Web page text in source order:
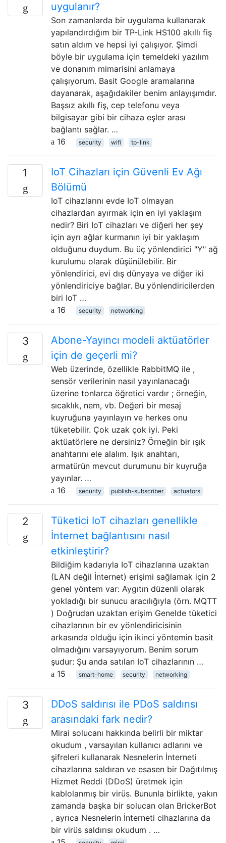
uygulanır?
Son zamanlarda bir uygulama kullanarak
yapılandırdığım bir TP-Link HS100 akıllı fiş
satın aldım ve hepsi iyi çalışıyor. Şimdi
böyle bir uygulama için temeldeki yazılım
ve donanım mimarisini anlamaya
çalışıyorum. Basit Google aramalarına
dayanarak, aşağıdakiler benim anlayışımdır.
Başsız akıllı fiş, cep telefonu veya
bilgisayar gibi bir cihaza eşler arası
bağlantı sağlar. …
16
security wifi tp-link
1
IoT Cihazları için Güvenli Ev Ağı
Bölümü
IoT cihazlarını evde IoT olmayan
cihazlardan ayırmak için en iyi yaklaşım
nedir? Biri IoT cihazları ve diğeri her şey
için ayrı ağlar kurmanın iyi bir yaklaşım
olduğunu duydum. Bu üç yönlendirici "Y" ağ
kurulumu olarak düşünülebilir. Bir
yönlendirici, evi dış dünyaya ve diğer iki
yönlendiriciye bağlar. Bu yönlendiricilerden
biri IoT …
16
security networking
3
Abone-Yayıncı modeli aktüatörler
için de geçerli mi?
Web üzerinde, özellikle RabbitMQ ile ,
sensör verilerinin nasıl yayınlanacağı
üzerine tonlarca öğretici vardır ; örneğin,
sıcaklık, nem, vb. Değeri bir mesaj
kuyruğuna yayınlayın ve herkes onu
tüketebilir. Çok uzak çok iyi. Peki
aktüatörlere ne dersiniz? Örneğin bir ışık
anahtarını ele alalım. Işık anahtarı,
armatürün mevcut durumunu bir kuyruğa
yayınlar. …
16
security publish-subscriber actuators
2
Tüketici IoT cihazları genellikle
İnternet bağlantısını nasıl
etkinleştirir?
Bildiğim kadarıyla IoT cihazlarına uzaktan
(LAN değil İnternet) erişimi sağlamak için 2
genel yöntem var: Aygıtın düzenli olarak
yokladığı bir sunucu aracılığıyla (örn. MQTT
) Doğrudan uzaktan erişim Genelde tüketici
cihazlarının bir ev yönlendiricisinin
arkasında olduğu için ikinci yöntemin basit
olmadığını varsayıyorum. Benim sorum
şudur: Şu anda satılan IoT cihazlarının …
15
smart-home security networking
3
DDoS saldırısı ile PDoS saldırısı
arasındaki fark nedir?
Mirai solucanı hakkında belirli bir miktar
okudum , varsayılan kullanıcı adlarını ve
şifreleri kullanarak Nesnelerin İnterneti
cihazlarına saldıran ve esasen bir Dağıtılmış
Hizmet Reddi (DDoS) üretmek için
kablolanmış bir virüs. Bununla birlikte, yakın
zamanda başka bir solucan olan BrickerBot
, ayrıca Nesnelerin İnterneti cihazlarına da
bir virüs saldırısı okudum . …